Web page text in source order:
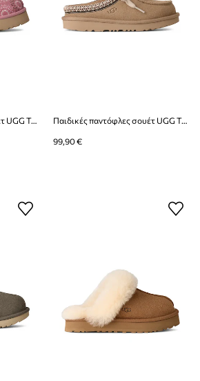
Παιδικές παντόφλες σουέτ UGG TAZZ SUN STITCH Παιδικές παντόφλες σουέτ UGG TASMAN MULE
99,90 €